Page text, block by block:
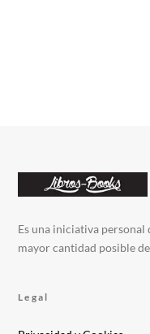
Es una iniciativa
mayor cantidad posible
Legal